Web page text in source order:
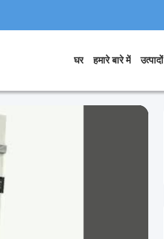
घर हमारे बारे में उत्पादों